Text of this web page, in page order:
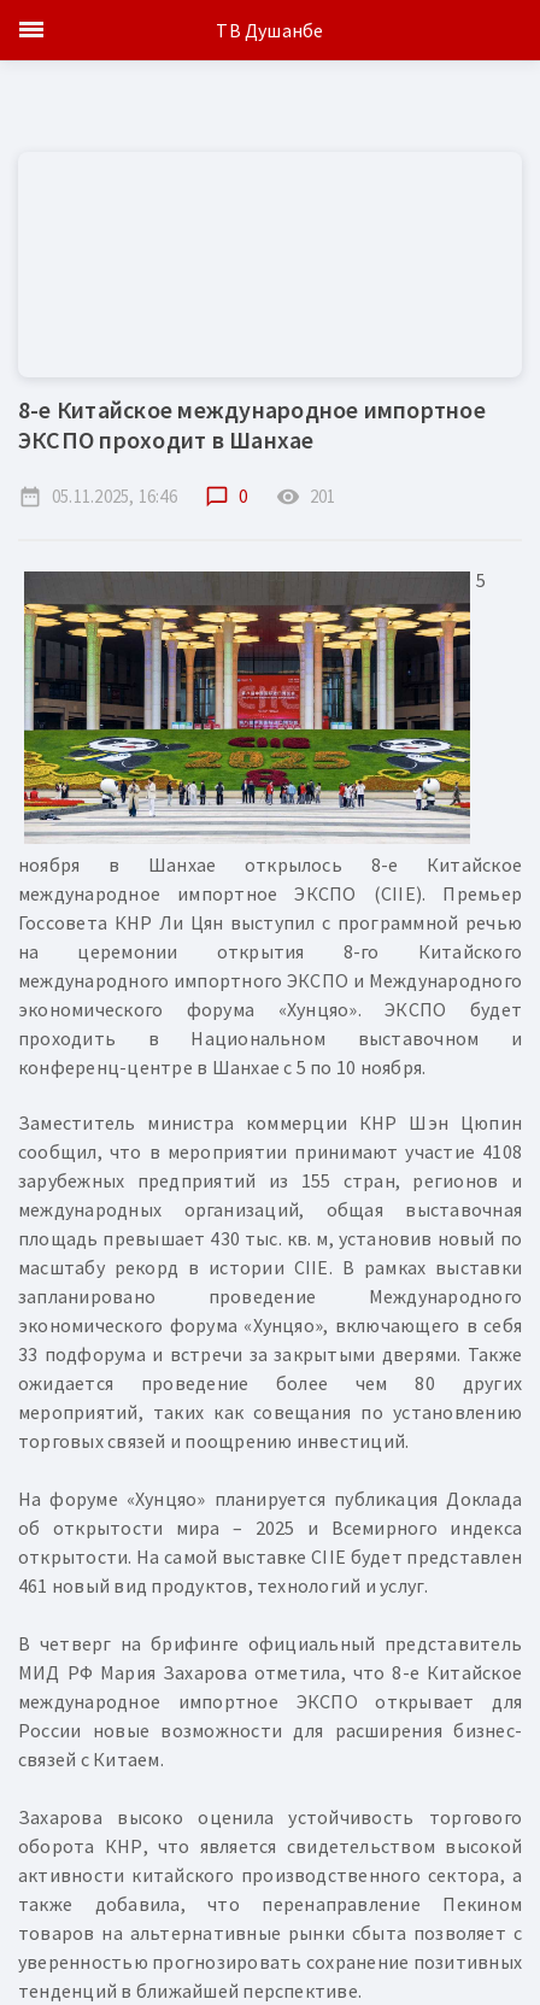
8-е Китайское международное импортное
ЭКСПО проходит в Шанхае
date_range 05.11.2025, 16:46 chat_bubble_outline 0 remove_red_eye 201
5
ноября в Шанхае открылось 8-е Китайское
международное импортное ЭКСПО (CIIE). Премьер
Госсовета КНР Ли Цян выступил с программной речью
на церемонии открытия 8-го Китайского
международного импортного ЭКСПО и Международного
экономического форума «Хунцяо». ЭКСПО будет
проходить в Национальном выставочном и
конференц-центре в Шанхае с 5 по 10 ноября.
Заместитель министра коммерции КНР Шэн Цюпин
сообщил, что в мероприятии принимают участие 4108
зарубежных предприятий из 155 стран, регионов и
международных организаций, общая выставочная
площадь превышает 430 тыс. кв. м, установив новый по
масштабу рекорд в истории CIIE. В рамках выставки
запланировано проведение Международного
экономического форума «Хунцяо», включающего в себя
33 подфорума и встречи за закрытыми дверями. Также
ожидается проведение более чем 80 других
мероприятий, таких как совещания по установлению
торговых связей и поощрению инвестиций.
На форуме «Хунцяо» планируется публикация Доклада
об открытости мира – 2025 и Всемирного индекса
открытости. На самой выставке CIIE будет представлен
461 новый вид продуктов, технологий и услуг.
В четверг на брифинге официальный представитель
МИД РФ Мария Захарова отметила, что 8-е Китайское
международное импортное ЭКСПО открывает для
России новые возможности для расширения бизнес-
связей с Китаем.
Захарова высоко оценила устойчивость торгового
оборота КНР, что является свидетельством высокой
активности китайского производственного сектора, а
также добавила, что перенаправление Пекином
товаров на альтернативные рынки сбыта позволяет с
уверенностью прогнозировать сохранение позитивных
тенденций в ближайшей перспективе.
ТВ Душанбе